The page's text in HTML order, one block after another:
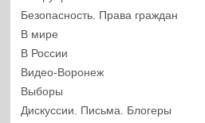
Безопасность. Права граждан
В мире
В России
Видео-Воронеж
Выборы
Дискуссии. Письма. Блогеры